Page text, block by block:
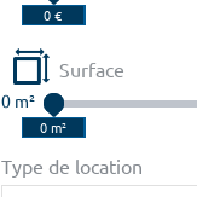
Surface
0 m²
Type de location